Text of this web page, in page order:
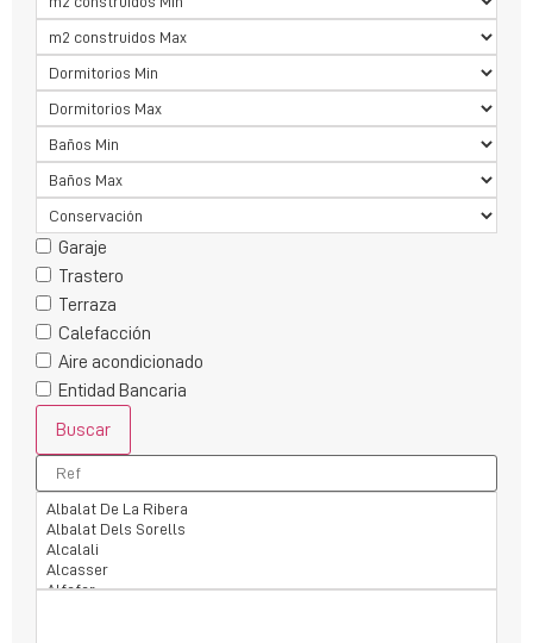
Garaje
Trastero
Terraza
Calefacción
Aire acondicionado
Entidad Bancaria
Buscar